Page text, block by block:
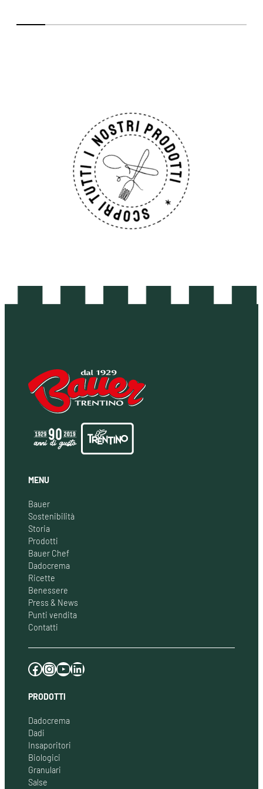
MENU
Bauer
Sostenibilità
Storia
Prodotti
Bauer Chef
Dadocrema
Ricette
Benessere
Press & News
Punti vendita
Contatti
Facebook Instagram YouTube LinkedIn
PRODOTTI
Dadocrema
Dadi
Insaporitori
Biologici
Granulari
Salse